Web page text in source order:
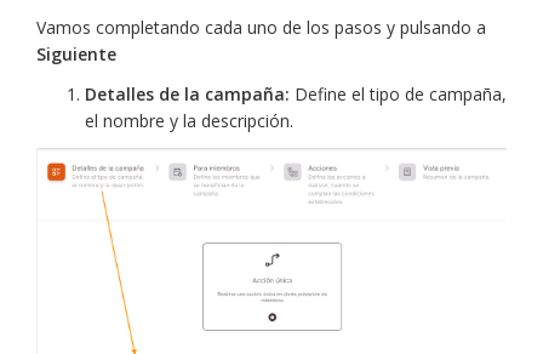
Vamos completando cada uno de los pasos y pulsando a
Siguiente
Detalles de la campaña: Define el tipo de campaña,
el nombre y la descripción.